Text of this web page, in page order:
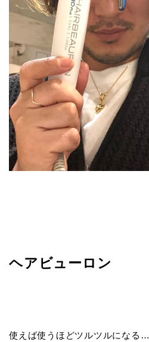
ヘアビューロン
使えば使うほどツルツルになる…